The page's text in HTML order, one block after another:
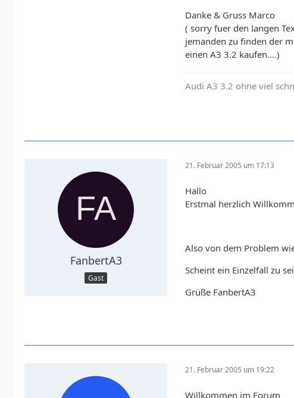
Danke & Gruss Marco
( sorry fuer den langen
jemanden zu finden der
einen A3 3.2 kaufen....)
Audi A3 3.2 ohne viel
FanbertA3
Gast
21. Februar 2005 um 17:13
Hallo
Erstmal herzlich
Also von dem Problem
Scheint ein Einzelfall zu
Grüße FanbertA3
21. Februar 2005 um 19:22
Willkommen im Forum